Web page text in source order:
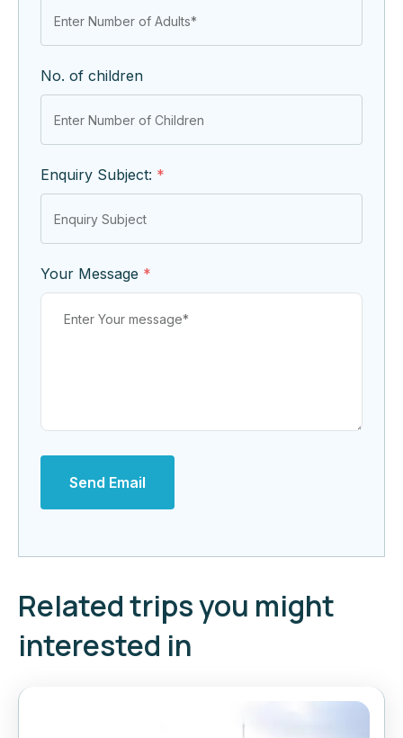
No. of children
Enquiry Subject: *
Your Message *
Send Email
Related trips you might
interested in